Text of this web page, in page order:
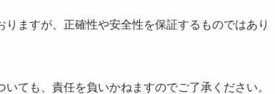
ますが、正確性や安全性を保証するものではあり
ても、責任を負いかねますのでご了承ください。